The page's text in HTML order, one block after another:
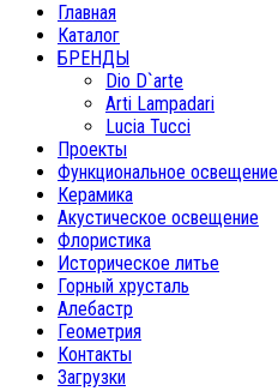
Главная
Каталог
БРЕНДЫ
Dio D`arte
Arti Lampadari
Lucia Tucci
Проекты
Функциональное освещение
Керамика
Акустическое освещение
Флористика
Историческое литье
Горный хрусталь
Алебастр
Геометрия
Контакты
Загрузки